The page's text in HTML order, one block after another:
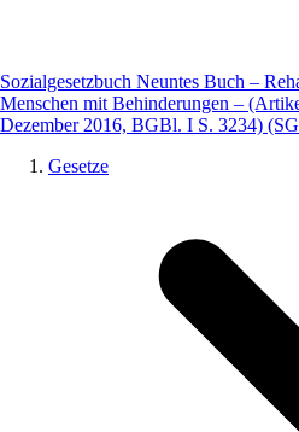
Sozialgesetzbuch Neuntes Buch –
Menschen mit Behinderungen –
Dezember 2016, BGBl. I S. 3234)
Gesetze